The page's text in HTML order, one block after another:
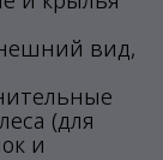
вид,
(для
и